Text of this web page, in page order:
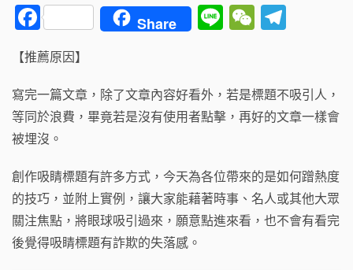
F
c
e
b
o
o
k
Share
Li W
h
a
g
ra
【推薦原因】
寫完一篇文章，除了文章內容好看外，若是標題不吸引人，
等同於浪費，畢竟若是沒有使用者點擊，再好的文章一樣會
被埋沒。
創作吸睛標題有許多方式，今天為各位帶來的是如何蹭熱度
的技巧，並附上實例，讓大家能藉著時事、名人或其他大眾
關注焦點，將眼球吸引過來，願意點進來看，也不會有看完
後覺得吸睛標題有詐欺的失落感。